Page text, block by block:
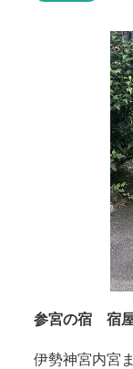
参宮の宿 宿
伊勢神宮内宮